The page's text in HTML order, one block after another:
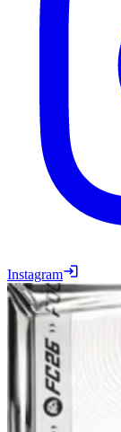
Instagram